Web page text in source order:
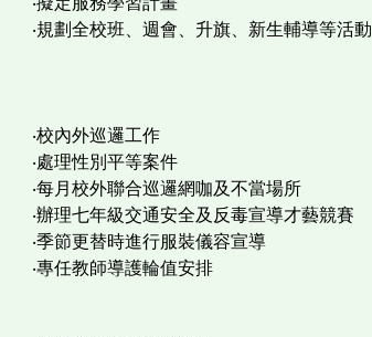
‧規劃全校班、週會、升旗、新生輔導等活動
‧校內外巡邏工作
‧處理性別平等案件
‧每月校外聯合巡邏網咖及不當場所
‧辦理七年級交通安全及反毒宣導才藝競賽
‧季節更替時進行服裝儀容宣導
‧專任教師導護輪值安排